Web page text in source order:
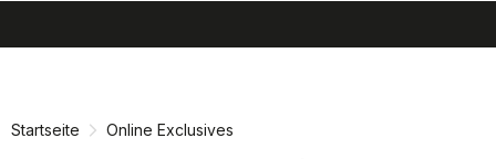
Startseite Online Exclusives